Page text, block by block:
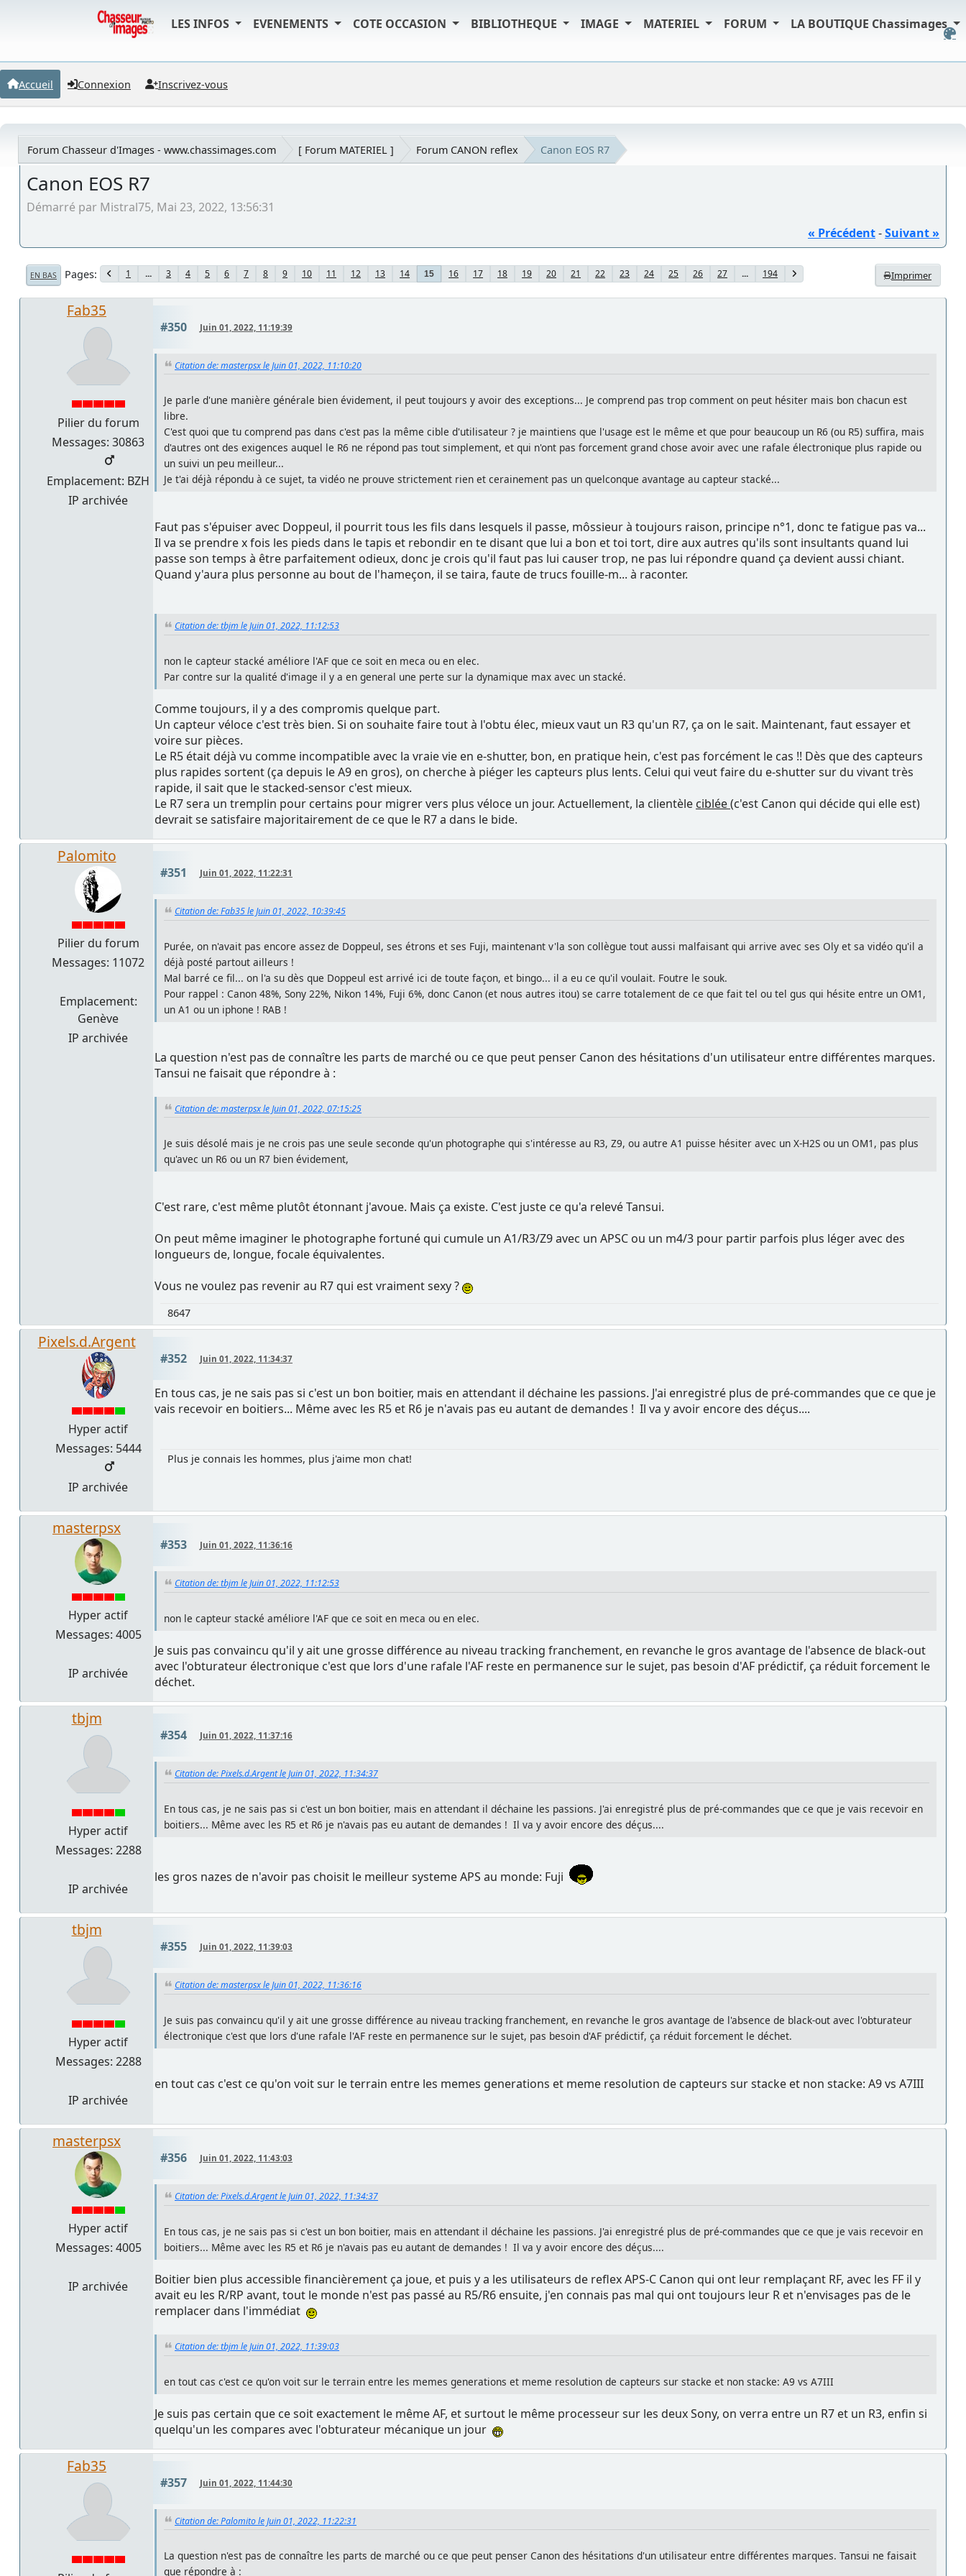
LES INFOS EVENEMENTS COTE OCCASION BIBLIOTHEQUE IMAGE MATERIEL FORUM LA BOUTIQUE Chassimages
Accueil Connexion Inscrivez-vous
Forum Chasseur d'Images - www.chassimages.com [ Forum MATERIEL ] Forum CANON reflex Canon EOS R7
Canon EOS R7
Démarré par Mistral75, Mai 23, 2022, 13:56:31
« Précédent-Suivant »
Imprimer
EN BAS Pages 1 ... 3 4 5 6 7 8 9 10 11 12 13 14 15 16 17 18 19 20 21 22 23 24 25 26 27 ... 194
Fab35
Pilier du forum
Messages: 30863
Emplacement: BZH
IP archivée
#350 Juin 01, 2022, 11:19:39
Citation de: masterpsx le Juin 01, 2022, 11:10:20
Je parle d'une manière générale bien évidement, il peut toujours y avoir des exceptions... Je comprend pas trop comment on peut hésiter mais bon chacun est
libre.
C'est quoi que tu comprend pas dans c'est pas la même cible d'utilisateur ? je maintiens que l'usage est le même et que pour beaucoup un R6 (ou R5) suffira, mais
d'autres ont des exigences auquel le R6 ne répond pas tout simplement, et qui n'ont pas forcement grand chose avoir avec une rafale électronique plus rapide ou
un suivi un peu meilleur...
Je t'ai déjà répondu à ce sujet, ta vidéo ne prouve strictement rien et cerainement pas un quelconque avantage au capteur stacké...
Faut pas s'épuiser avec Doppeul, il pourrit tous les fils dans lesquels il passe, môssieur à toujours raison, principe n°1, donc te fatigue pas va...
Il va se prendre x fois les pieds dans le tapis et rebondir en te disant que lui a bon et toi tort, dire aux autres qu'ils sont insultants quand lui
passe son temps à être parfaitement odieux, donc je crois qu'il faut pas lui causer trop, ne pas lui répondre quand ça devient aussi chiant.
Quand y'aura plus personne au bout de l'hameçon, il se taira, faute de trucs fouille-m... à raconter.
Citation de: tbjm le Juin 01, 2022, 11:12:53
non le capteur stacké améliore l'AF que ce soit en meca ou en elec.
Par contre sur la qualité d'image il y a en general une perte sur la dynamique max avec un stacké.
Comme toujours, il y a des compromis quelque part.
Un capteur véloce c'est très bien. Si on souhaite faire tout à l'obtu élec, mieux vaut un R3 qu'un R7, ça on le sait. Maintenant, faut essayer et
voire sur pièces.
Le R5 était déjà vu comme incompatible avec la vraie vie en e-shutter, bon, en pratique hein, c'est pas forcément le cas !! Dès que des capteurs
plus rapides sortent (ça depuis le A9 en gros), on cherche à piéger les capteurs plus lents. Celui qui veut faire du e-shutter sur du vivant très
rapide, il sait que le stacked-sensor c'est mieux.
Le R7 sera un tremplin pour certains pour migrer vers plus véloce un jour. Actuellement, la clientèle ciblée(c'est Canon qui décide qui elle est)
devrait se satisfaire majoritairement de ce que le R7 a dans le bide.
Palomito
Pilier du forum
Messages: 11072
Emplacement:
Genève
IP archivée
#351 Juin 01, 2022, 11:22:31
Citation de: Fab35 le Juin 01, 2022, 10:39:45
Purée, on n'avait pas encore assez de Doppeul, ses étrons et ses Fuji, maintenant v'la son collègue tout aussi malfaisant qui arrive avec ses Oly et sa vidéo qu'il a
déjà posté partout ailleurs !
Mal barré ce fil... on l'a su dès que Doppeul est arrivé ici de toute façon, et bingo... il a eu ce qu'il voulait. Foutre le souk.
Pour rappel : Canon 48%, Sony 22%, Nikon 14%, Fuji 6%, donc Canon (et nous autres itou) se carre totalement de ce que fait tel ou tel gus qui hésite entre un OM1,
un A1 ou un iphone ! RAB !
La question n'est pas de connaître les parts de marché ou ce que peut penser Canon des hésitations d'un utilisateur entre différentes marques.
Tansui ne faisait que répondre à :
Citation de: masterpsx le Juin 01, 2022, 07:15:25
Je suis désolé mais je ne crois pas une seule seconde qu'un photographe qui s'intéresse au R3, Z9, ou autre A1 puisse hésiter avec un X-H2S ou un OM1, pas plus
qu'avec un R6 ou un R7 bien évidement,
C'est rare, c'est même plutôt étonnant j'avoue. Mais ça existe. C'est juste ce qu'a relevé Tansui.
On peut même imaginer le photographe fortuné qui cumule un A1/R3/Z9 avec un APSC ou un m4/3 pour partir parfois plus léger avec des
longueurs de, longue, focale équivalentes.
Vous ne voulez pas revenir au R7 qui est vraiment sexy ?
8647
Pixels.d.Argent
Hyper actif
Messages: 5444
IP archivée
#352 Juin 01, 2022, 11:34:37
En tous cas, je ne sais pas si c'est un bon boitier, mais en attendant il déchaine les passions. J'ai enregistré plus de pré-commandes que ce que je
vais recevoir en boitiers... Même avec les R5 et R6 je n'avais pas eu autant de demandes ! Il va y avoir encore des déçus....
Plus je connais les hommes, plus j'aime mon chat!
masterpsx
Hyper actif
Messages: 4005
IP archivée
#353 Juin 01, 2022, 11:36:16
Citation de: tbjm le Juin 01, 2022, 11:12:53
non le capteur stacké améliore l'AF que ce soit en meca ou en elec.
Je suis pas convaincu qu'il y ait une grosse différence au niveau tracking franchement, en revanche le gros avantage de l'absence de black-out
avec l'obturateur électronique c'est que lors d'une rafale l'AF reste en permanence sur le sujet, pas besoin d'AF prédictif, ça réduit forcement le
déchet.
tbjm
Hyper actif
Messages: 2288
IP archivée
#354 Juin 01, 2022, 11:37:16
Citation de: Pixels.d.Argent le Juin 01, 2022, 11:34:37
En tous cas, je ne sais pas si c'est un bon boitier, mais en attendant il déchaine les passions. J'ai enregistré plus de pré-commandes que ce que je vais recevoir en
boitiers... Même avec les R5 et R6 je n'avais pas eu autant de demandes ! Il va y avoir encore des déçus....
les gros nazes de n'avoir pas choisit le meilleur systeme APS au monde: Fuji
tbjm
Hyper actif
Messages: 2288
IP archivée
#355 Juin 01, 2022, 11:39:03
Citation de: masterpsx le Juin 01, 2022, 11:36:16
Je suis pas convaincu qu'il y ait une grosse différence au niveau tracking franchement, en revanche le gros avantage de l'absence de black-out avec l'obturateur
électronique c'est que lors d'une rafale l'AF reste en permanence sur le sujet, pas besoin d'AF prédictif, ça réduit forcement le déchet.
en tout cas c'est ce qu'on voit sur le terrain entre les memes generations et meme resolution de capteurs sur stacke et non stacke: A9 vs A7III
masterpsx
Hyper actif
Messages: 4005
IP archivée
#356 Juin 01, 2022, 11:43:03
Citation de: Pixels.d.Argent le Juin 01, 2022, 11:34:37
En tous cas, je ne sais pas si c'est un bon boitier, mais en attendant il déchaine les passions. J'ai enregistré plus de pré-commandes que ce que je vais recevoir en
boitiers... Même avec les R5 et R6 je n'avais pas eu autant de demandes ! Il va y avoir encore des déçus....
Boitier bien plus accessible financièrement ça joue, et puis y a les utilisateurs de reflex APS-C Canon qui ont leur remplaçant RF, avec les FF il y
avait eu les R/RP avant, tout le monde n'est pas passé au R5/R6 ensuite, j'en connais pas mal qui ont toujours leur R et n'envisages pas de le
remplacer dans l'immédiat
Citation de: tbjm le Juin 01, 2022, 11:39:03
en tout cas c'est ce qu'on voit sur le terrain entre les memes generations et meme resolution de capteurs sur stacke et non stacke: A9 vs A7III
Je suis pas certain que ce soit exactement le même AF, et surtout le même processeur sur les deux Sony, on verra entre un R7 et un R3, enfin si
quelqu'un les compares avec l'obturateur mécanique un jour
Fab35
#357 Juin 01, 2022, 11:44:30
Citation de: Palomito le Juin 01, 2022, 11:22:31
La question n'est pas de connaître les parts de marché ou ce que peut penser Canon des hésitations d'un utilisateur entre différentes marques. Tansui ne faisait
que répondre à :